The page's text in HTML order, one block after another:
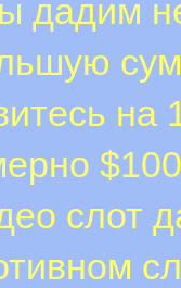
дадим
на
слот